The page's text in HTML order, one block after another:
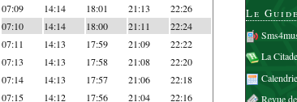
07:09 14:14 18:01 21:13 22:26
07:10 14:14 18:00 21:11 22:24
07:11 14:13 17:59 21:09 22:22
07:13 14:13 17:58 21:08 22:20
07:14 14:13 17:57 21:06 22:18
07:15 14:12 17:56 21:04 22:16
Le
La
Revue